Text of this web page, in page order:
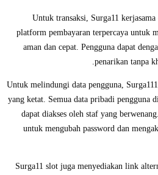
Untuk transaksi, Surga11
platform pembayaran terpercaya untuk
aman dan cepat. Pengguna dapat
penarikan tanpa
Untuk melindungi data pengguna,
yang ketat. Semua data pribadi pengguna
dapat diakses oleh staf yang
untuk mengubah password dan
Surga11 slot juga menyediakan link